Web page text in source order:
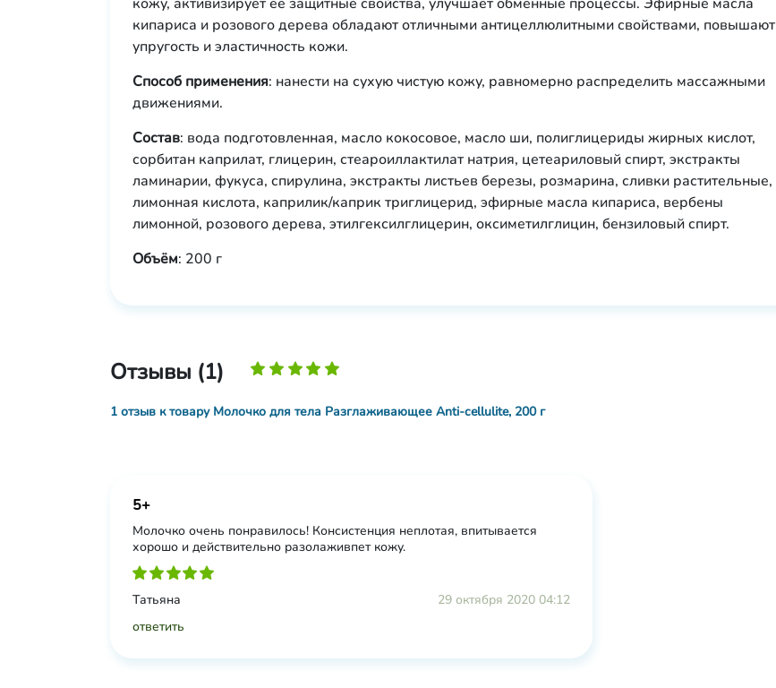
кипариса и розового дерева обладают отличными антицеллюлитными свойствами, повышают
упругость и эластичность кожи.
Способ применения: нанести на сухую чистую кожу, равномерно распределить массажными
движениями.
Состав: вода подготовленная, масло кокосовое, масло ши, полиглицериды жирных кислот,
сорбитан каприлат, глицерин, стеароиллактилат натрия, цетеариловый спирт, экстракты
ламинарии, фукуса, спирулина, экстракты листьев березы, розмарина, сливки растительные,
лимонная кислота, каприлик/каприк триглицерид, эфирные масла кипариса, вербены
лимонной, розового дерева, этилгексилглицерин, оксиметилглицин, бензиловый спирт.
Объём: 200 г
Отзывы (1)
1 отзыв к товару Молочко для тела Разглаживающее Anti-cellulite, 200 г
5+
Молочко очень понравилось! Консистенция неплотая, впитывается
хорошо и действительно разолаживпет кожу.
Татьяна
29 октября 2020 04:12
ответить